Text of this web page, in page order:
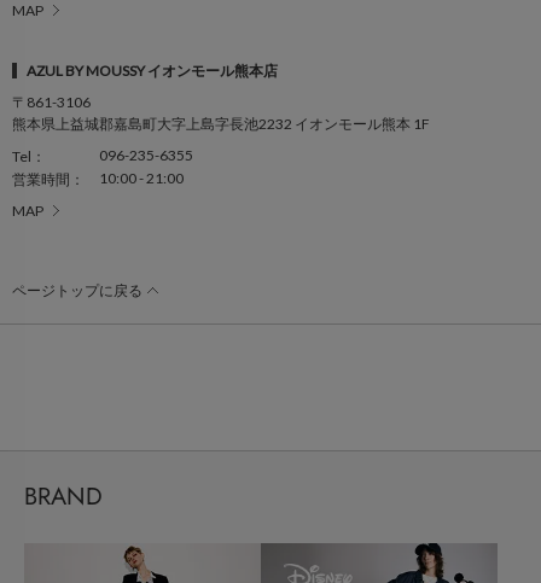
MAP
AZUL BY MOUSSY イオンモール熊本店
〒861-3106
熊本県上益城郡嘉島町大字上島字長池2232 イオンモール熊本 1F
Tel：
096-235-6355
営業時間：
10:00 - 21:00
MAP
ページトップに戻る
BRAND